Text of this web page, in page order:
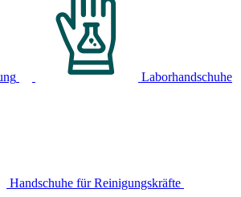
Laborhandschuhe
Handschuhe für Reinigungskräfte